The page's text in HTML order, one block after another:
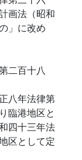
画法（昭和
」に改め
二百十八
八年法律第
臨港地区と
四十三年法
区として定